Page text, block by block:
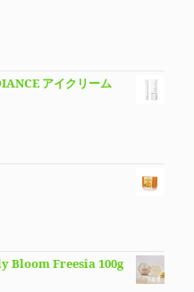
アイクリーム
Bloom Freesia 100g